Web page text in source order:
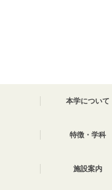
本学について
特徴・学科
施設案内